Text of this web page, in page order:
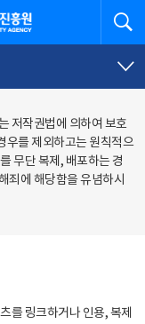
저작권법에 의하여 보호
우를 제외하고는 원칙적으
무단 복제, 배포하는 경
죄에 해당함을 유념하시
를 링크하거나 인용, 복제